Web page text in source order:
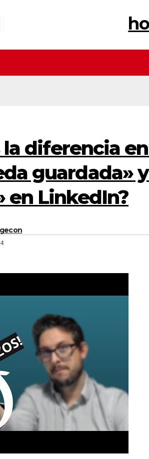
la diferencia
guardada»
en LinkedIn?